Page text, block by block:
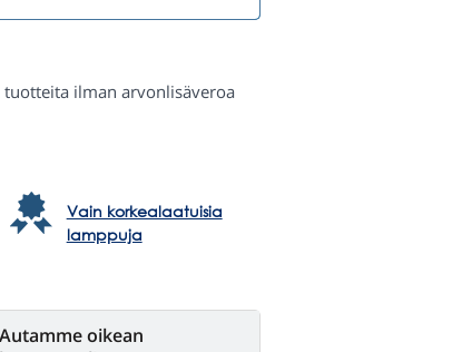
ilman arvonlisäveroa
Vain korkealaatuisia
lamppuja
Autamme oikean